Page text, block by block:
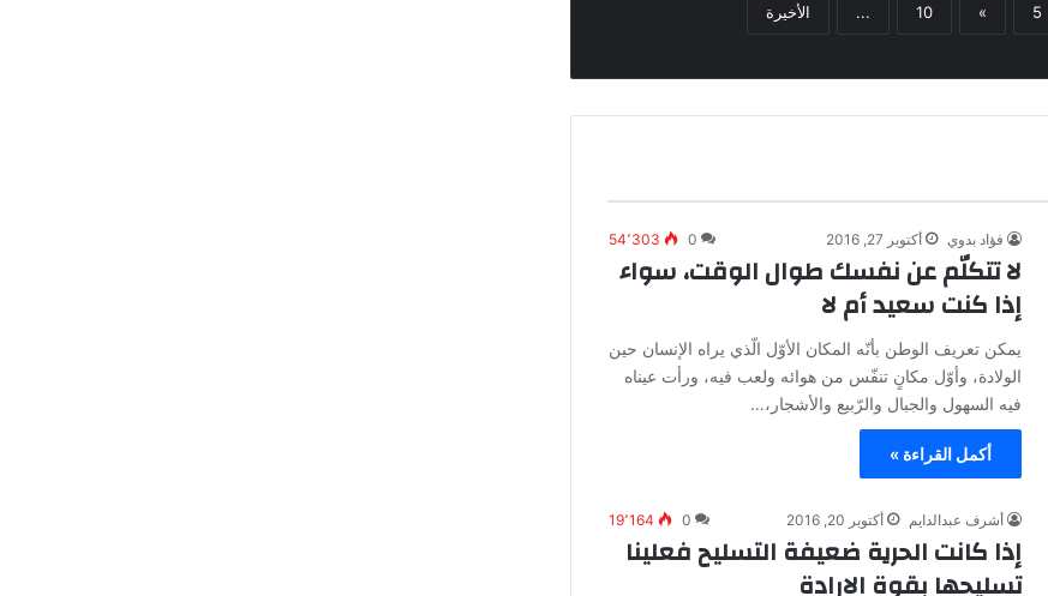
5
»
10
... الأخيرة
فؤاد بدوي أكتوبر 27, 2016 0 54٬303
لا تتكلّم عن نفسك طوال الوقت، سواء
إذا كنت سعيد أم لا
يمكن تعريف الوطن بأنّه المكان الأوّل الّذي يراه الإنسان حين
الولادة، وأوّل مكانٍ تنفّس من هوائه ولعب فيه، ورأت عيناه
فيه السهول والجبال والرّبيع والأشجار،…
أكمل القراءة »
أشرف عبدالدايم أكتوبر 20, 2016 0 19٬164
إذا كانت الحرية ضعيفة التسليح فعلينا
تسليحها بقوة الارادة